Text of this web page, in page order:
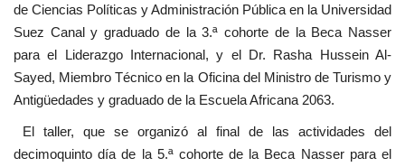
de Ciencias Políticas y Administración Pública en la Universidad
Suez Canal y graduado de la 3.ª cohorte de la Beca Nasser
para el Liderazgo Internacional, y el Dr. Rasha Hussein Al-
Sayed, Miembro Técnico en la Oficina del Ministro de Turismo y
Antigüedades y graduado de la Escuela Africana 2063.
El taller, que se organizó al final de las actividades del
decimoquinto día de la 5.ª cohorte de la Beca Nasser para el